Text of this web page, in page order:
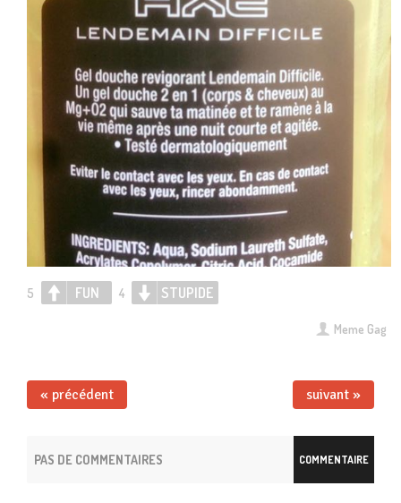
Meme Gag
5 FUN 4 STUPIDE
« précédent suivant »
COMMENTAIRE
PAS DE COMMENTAIRES